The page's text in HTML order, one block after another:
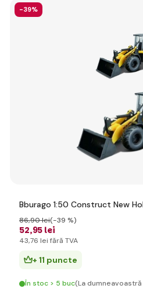
-39%
Bburago 1:50 Construct New
52,95 lei
86,90 lei(-39 %)
43,76 lei fără TVA
+ 11 puncte
În stoc > 5 buc(La dumneavoastră